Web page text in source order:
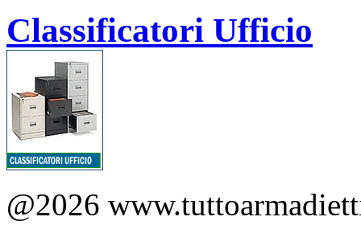
Classificatori Ufficio
@2026